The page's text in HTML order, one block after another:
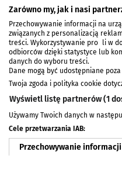
696 77...
Twój e-mail *
Twój telefon
Twoje imię
Zarówno my, jak i nasi
Przechowywanie informacji na
związanych z personalizacją
treści. Wykorzystywanie profili w
odbiorców dzięki statystyce lub
danych do wyboru treści.
Dane mogą być udostępniane
Twoja zgoda i polityka cookie
Wyświetl listę partnerów (1
Używamy Twoich danych w
Cele przetwarzania IAB:
Przechowywanie